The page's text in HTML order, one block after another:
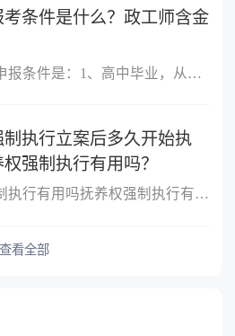
条件是什么？政工师含金
政工师的申报条件是：1、高中毕业，从事思想政治工作三年以上;2、大
执行立案后多久开始执
强制执行有用吗？
抚养权强制执行有用吗抚养权强制执行有用，抚养权也是可以申请强制
查看全部